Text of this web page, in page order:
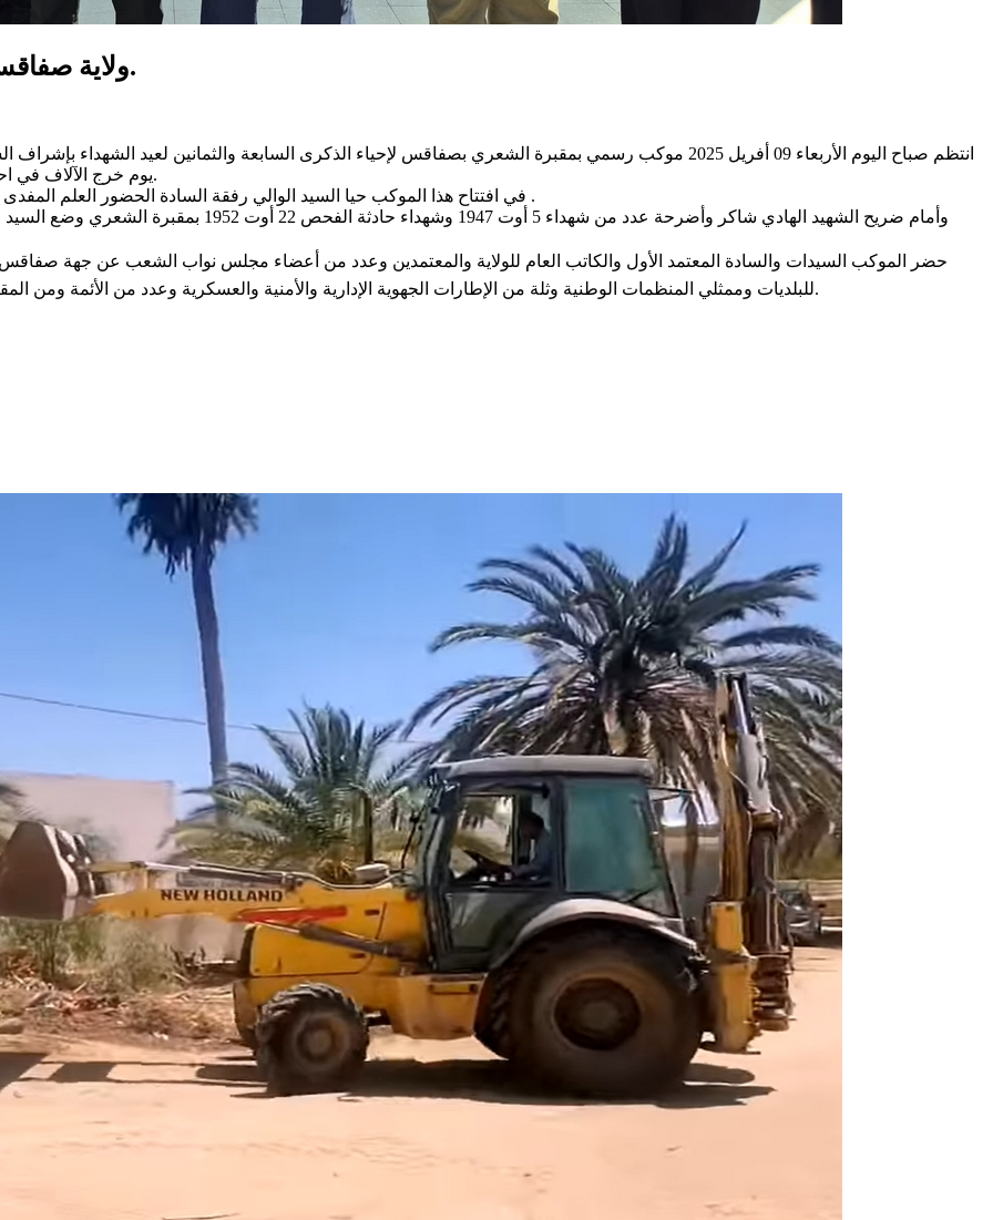
ولاية صفاقس تحيي الذكرى 87 لعيد الشهداء 9 أفريل 1938.
يوم خرج الآلاف في احتجاجات شعبيّة طالبت بدستور يعبر عن إرادة الشعب وبرلمان تونسي.
🔶في افتتاح هذا الموكب حيا السيد الوالي رفقة السادة الحضور العلم المفدى على أنغام النشيد الوطني أثثته تشكيلات شرفية من الأسلاك الأمنية .
للبلديات وممثلي المنظمات الوطنية وثلة من الإطارات الجهوية الإدارية والأمنية والعسكرية وعدد من الأئمة ومن المقاومين والمناضلين ومن عائلات الشهداء وممثلي وسائل الإعلام بالجهة.